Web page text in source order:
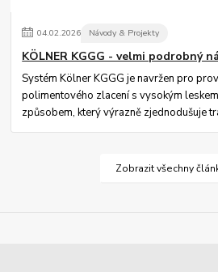
04.02.2026 Návody & Projekty
KÖLNER KGGG - velmi podrobný
Systém Kölner KGGG je navržen pro
polimentového zlacení s vysokým
způsobem, který výrazně zjednodušuje
Zobrazit všechny